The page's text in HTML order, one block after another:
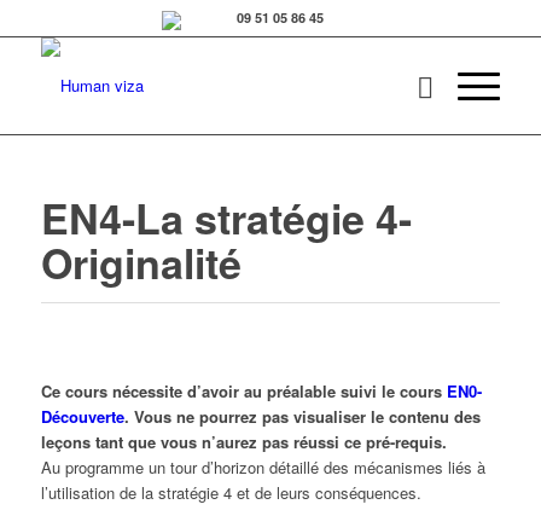
EN4-La stratégie 4-
Originalité
Ce cours nécessite d’avoir au préalable suivi le cours EN0-
Découverte. Vous ne pourrez pas visualiser le contenu des
leçons tant que vous n’aurez pas réussi ce pré-requis.
Au programme un tour d’horizon détaillé des mécanismes liés à
l’utilisation de la stratégie 4 et de leurs conséquences.